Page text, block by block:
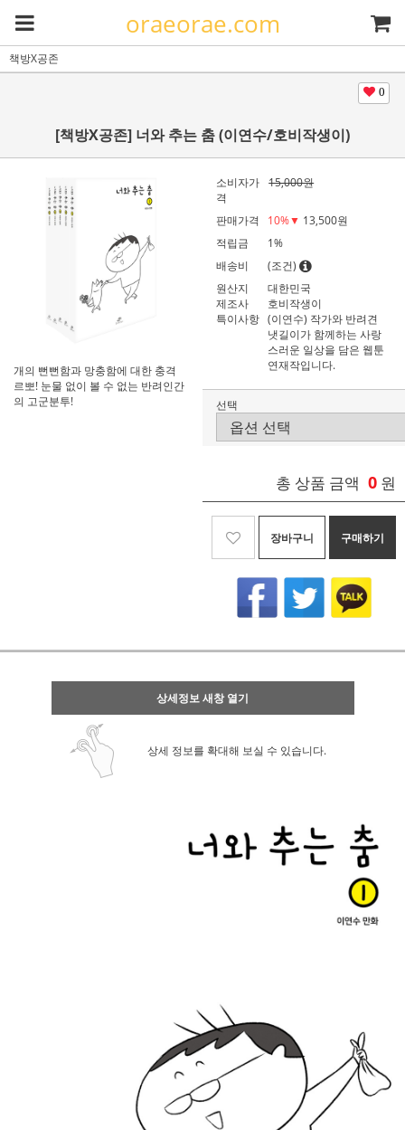
oraeorae.com
책방X공존
0
[책방X공존] 너와 추는 춤 (이연수/호비작생이)
개의 뻔뻔함과 망충함에 대한 충격
르뽀! 눈물 없이 볼 수 없는 반려인간
의 고군분투!
소비자가
격
15,000원
판매가격 10%▼ 13,500원
적립금
1%
배송비
(조건)
원산지
대한민국
제조사
호비작생이
특이사항 (이연수) 작가와 반려견
냇길이가 함께하는 사랑
스러운 일상을 담은 웹툰
연재작입니다.
선택
총 상품 금액 0 원
장바구니 구매하기
상세정보 새창 열기
상세 정보를 확대해 보실 수 있습니다.